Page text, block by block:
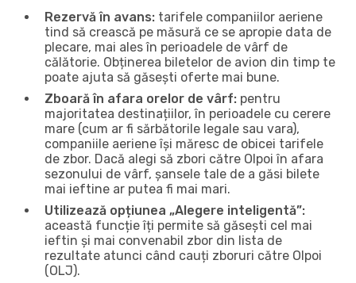
Rezervă în avans: tarifele companiilor aeriene
tind să crească pe măsură ce se apropie data de
plecare, mai ales în perioadele de vârf de
călătorie. Obținerea biletelor de avion din timp te
poate ajuta să găsești oferte mai bune.
Zboară în afara orelor de vârf: pentru
majoritatea destinațiilor, în perioadele cu cerere
mare (cum ar fi sărbătorile legale sau vara),
companiile aeriene își măresc de obicei tarifele
de zbor. Dacă alegi să zbori către Olpoi în afara
sezonului de vârf, șansele tale de a găsi bilete
mai ieftine ar putea fi mai mari.
Utilizează opțiunea „Alegere inteligentă”:
această funcție îți permite să găsești cel mai
ieftin și mai convenabil zbor din lista de
rezultate atunci când cauți zboruri către Olpoi
(OLJ).